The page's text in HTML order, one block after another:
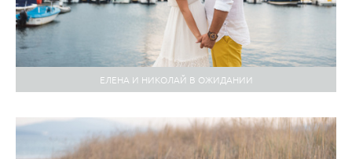
ЕЛЕНА И НИКОЛАЙ В ОЖИДАНИИ